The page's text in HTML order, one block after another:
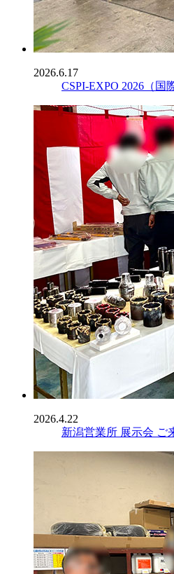
2026.6.17
CSPI-EXPO 2026（国
2026.4.22
新潟営業所 展示会 ご